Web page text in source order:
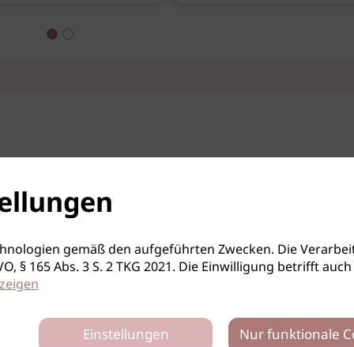
gemäß den aufgeführten Zwecken. Die
§ 165 Abs. 3 S. 2 TKG 2021. Die Einwilligung betrifft
Einstellungen Nur funktionale